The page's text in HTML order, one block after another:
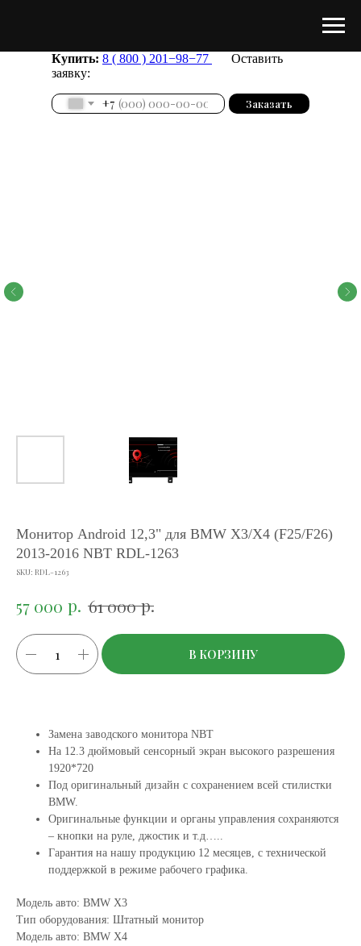
Купить: 8 ( 800 ) 201−98−77
Оставить
заявку:
+7 Заказать
Монитор Android 12,3" для BMW X3/X4 (F25/F26)
2013-2016 NBT RDL-1263
SKU: RDL-1263
57 000 р. 61 000 р.
В КОРЗИНУ
Замена заводского монитора NBT
На 12.3 дюймовый сенсорный экран высокого разрешения
1920*720
Под оригинальный дизайн с сохранением всей стилистки
BMW.
Оригинальные функции и органы управления сохраняются
– кнопки на руле, джостик и т.д…..
Гарантия на нашу продукцию 12 месяцев, с технической
поддержкой в режиме рабочего графика.
Модель авто: BMW X3
Тип оборудования: Штатный монитор
Модель авто: BMW X4